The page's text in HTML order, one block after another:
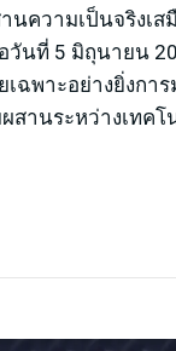
ความเป็นจริงเส
อวันที่ 5 มิถุนายน
ฉพาะอย่างยิ่งกา
านระหว่างเทคโ